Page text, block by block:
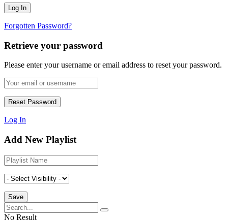
Forgotten Password?
Retrieve your password
Please enter your username or email address to reset your password.
Log In
Add New Playlist
No Result
View All Result